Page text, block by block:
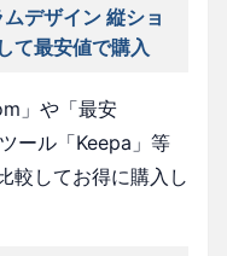
デザイン 縦ショ
て最安値で購入
」や「最安
ール「Keepa」等
較してお得に購入し